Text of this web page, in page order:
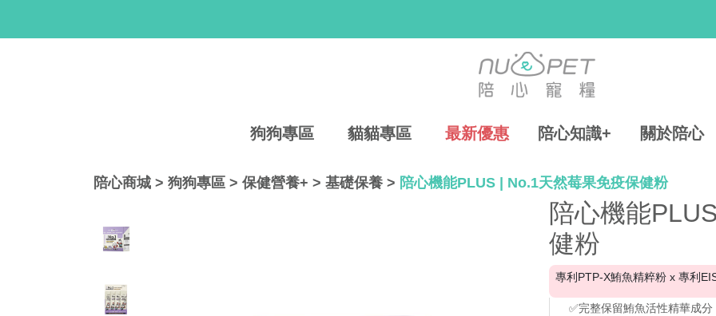
狗狗專區 貓貓專區 最新優惠 陪心知識+ 關於陪心
陪心商城 > 狗狗專區 > 保健營養+ > 基礎保養 > 陪心機能PLUS | No.1天然莓果免疫保健粉
陪心機能
健粉
專利PTP-X鮪魚精粹粉 x 專利
✅完整保留鮪魚活性精華成